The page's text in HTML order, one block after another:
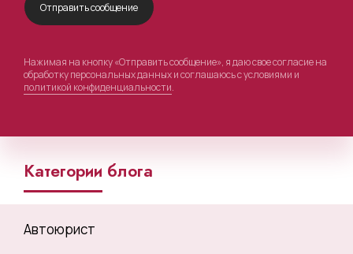
Нажимая на кнопку «Отправить сообщение», я даю свое согласие на
обработку персональных данных и соглашаюсь с условиями и
политикой конфиденциальности.
Категории блога
Автоюрист